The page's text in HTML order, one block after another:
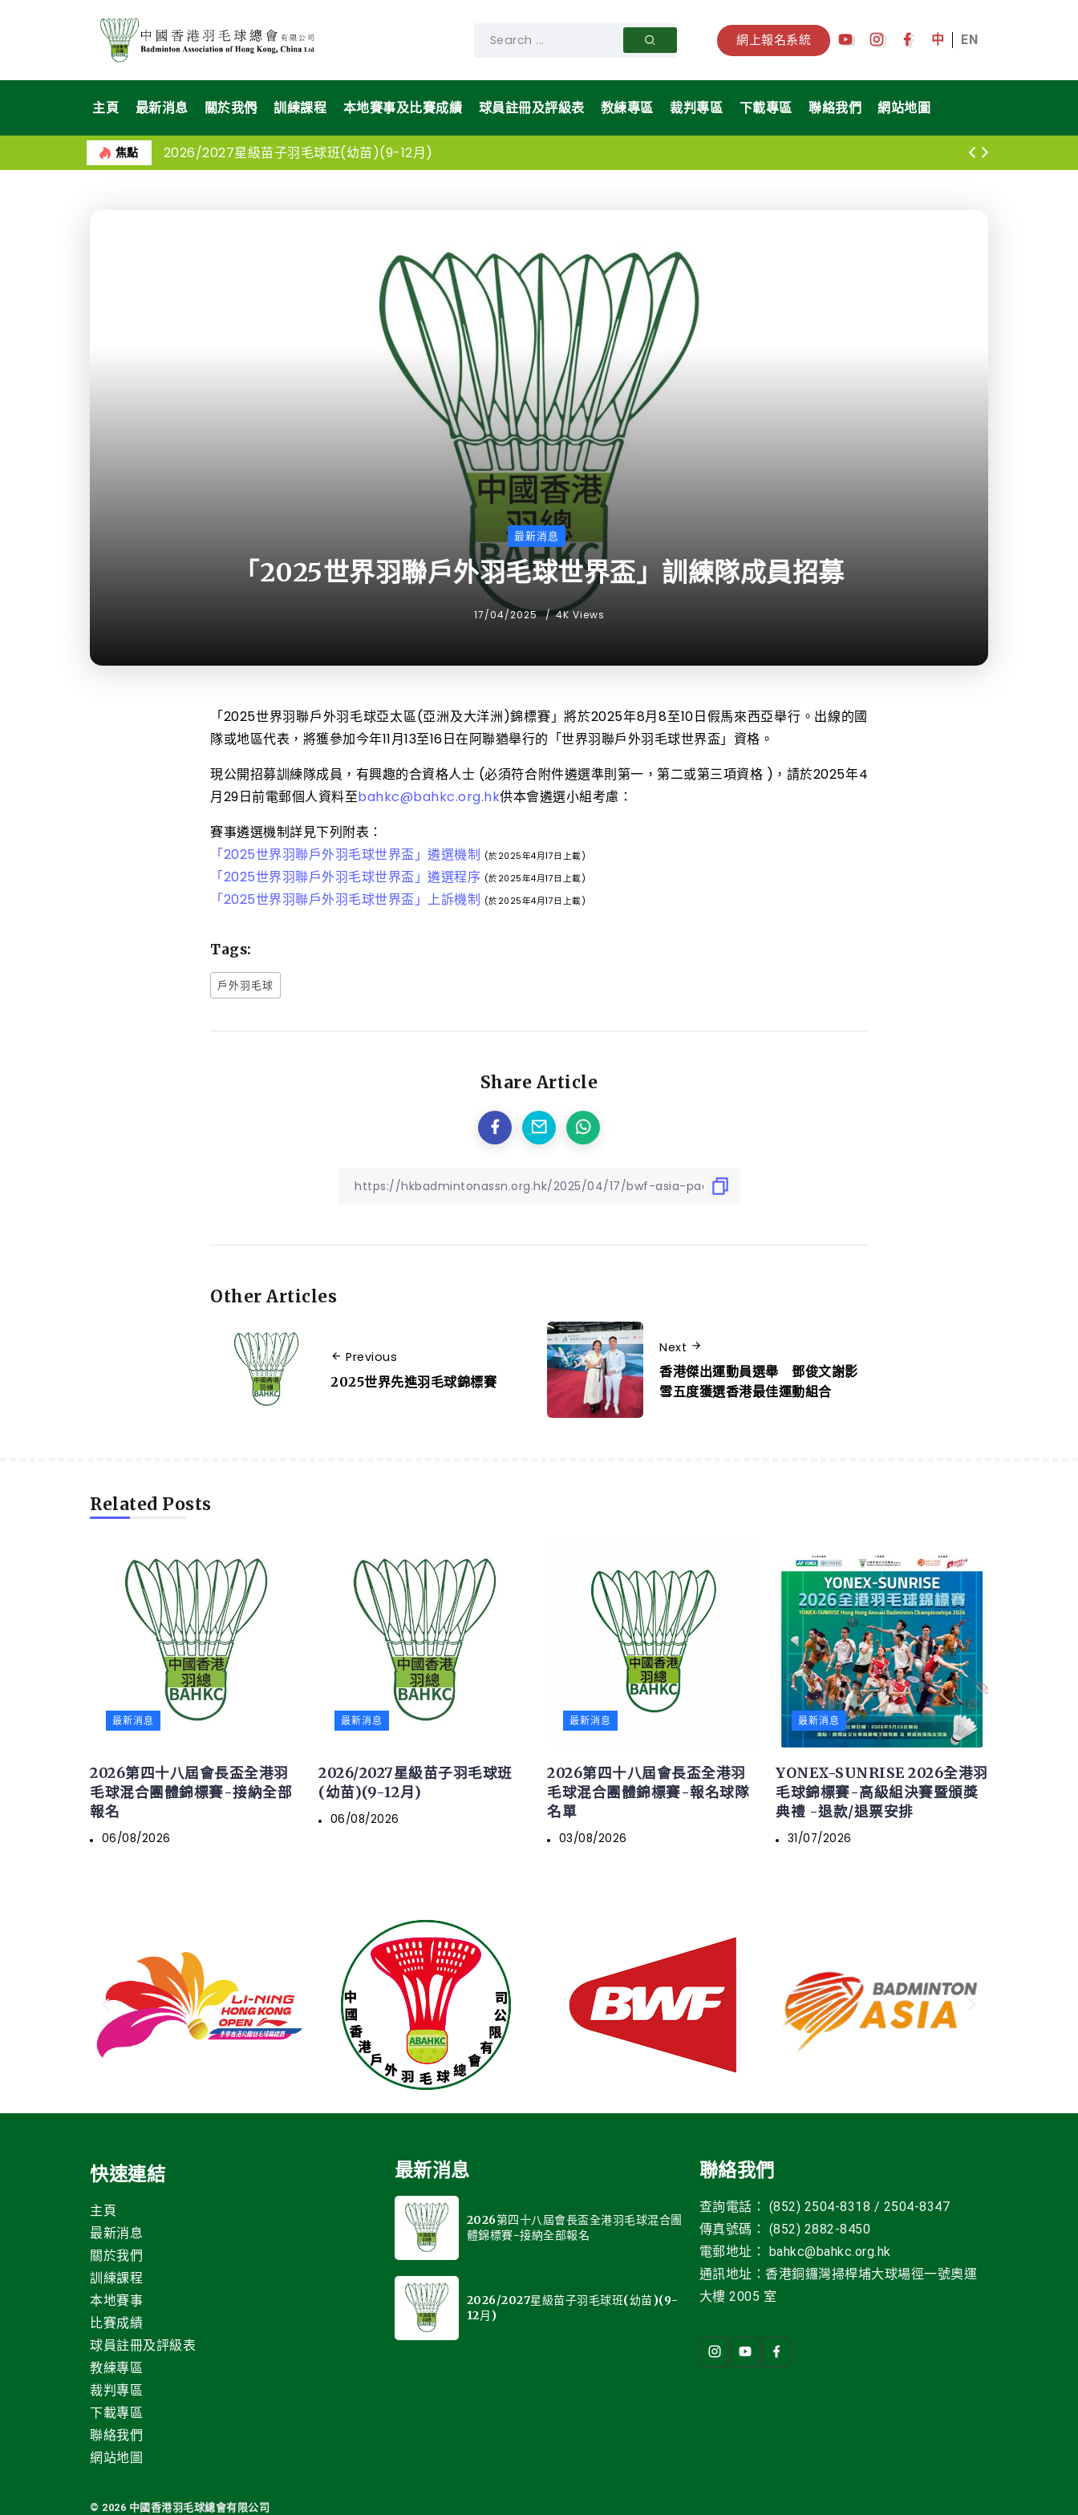
網上報名系統 中 EN
主頁 最新消息 關於我們 訓練課程 本地賽事及比賽成績 球員註冊及評級表 教練專區 裁判專區 下載專區 聯絡我們 網站地圖
焦點 2026/2027星級苗子羽毛球班(幼苗)(9-12月)
最新消息
「2025世界羽聯戶外羽毛球世界盃」訓練隊成員招募
17/04/2025 4K Views
「2025世界羽聯戶外羽毛球亞太區(亞洲及大洋洲)錦標賽」將於2025年8月8至10日假馬來西亞舉行。出線的國
隊或地區代表，將獲參加今年11月13至16日在阿聯猶舉行的「世界羽聯戶外羽毛球世界盃」資格。
現公開招募訓練隊成員，有興趣的合資格人士 (必須符合附件遴選準則第一，第二或第三項資格 )，請於2025年4
月29日前電郵個人資料至bahkc@bahkc.org.hk供本會遴選小組考慮：
賽事遴選機制詳見下列附表：
「2025世界羽聯戶外羽毛球世界盃」遴選機制 (於2025年4月17日上載)
「2025世界羽聯戶外羽毛球世界盃」遴選程序 (於2025年4月17日上載)
「2025世界羽聯戶外羽毛球世界盃」上訴機制 (於2025年4月17日上載)
Tags:
戶外羽毛球
Share Article
Other Articles
Previous
2025世界先進羽毛球錦標賽
Next
香港傑出運動員選舉 鄧俊文謝影
雪五度獲選香港最佳運動組合
Related Posts
最新消息
2026第四十八屆會長盃全港羽
毛球混合團體錦標賽-接納全部
報名
06/08/2026
最新消息
2026/2027星級苗子羽毛球班
(幼苗)(9-12月)
06/08/2026
最新消息
2026第四十八屆會長盃全港羽
毛球混合團體錦標賽-報名球隊
名單
03/08/2026
最新消息
YONEX-SUNRISE 2026全港羽
毛球錦標賽-高級組決賽暨頒獎
典禮 -退款/退票安排
31/07/2026
快速連結
主頁
最新消息
關於我們
訓練課程
本地賽事
比賽成績
球員註冊及評級表
教練專區
裁判專區
下載專區
聯絡我們
網站地圖
© 2026 中國 香港羽毛球總會有限公司
最新消息
2026第四十八屆會長盃全港羽毛球混合團
體錦標賽-接納全部報名
2026/2027星級苗子羽毛球班(幼苗)(9-
12月)
聯絡我們
查詢電話： (852) 2504-8318 / 2504-8347
傳真號碼： (852) 2882-8450
電郵地址 ： bahkc@bahkc.org.hk
通訊地址：香港銅鑼灣掃桿埔大球場徑一號奧運
大樓 2005 室